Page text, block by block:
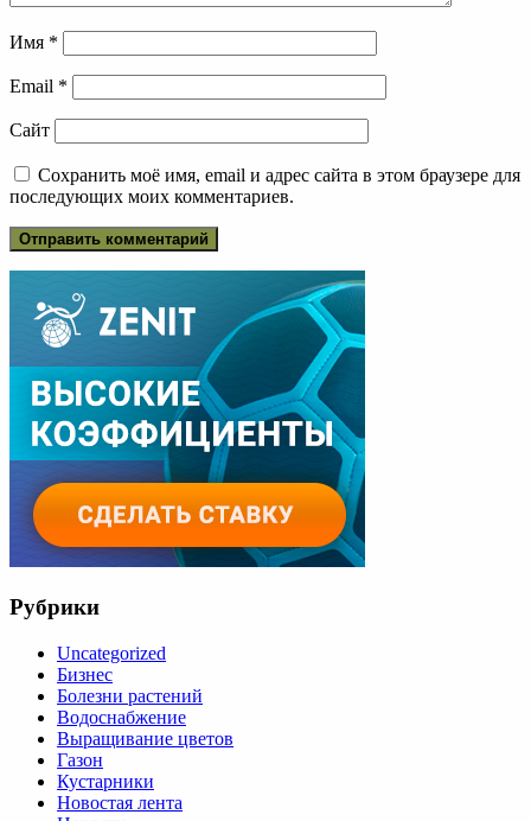
Имя *
Email *
Сайт
Сохранить моё имя, email и адрес сайта в этом браузере для
последующих моих комментариев.
Рубрики
Uncategorized
Бизнес
Болезни растений
Водоснабжение
Выращивание цветов
Газон
Кустарники
Новостая лента